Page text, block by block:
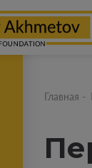
Главная -